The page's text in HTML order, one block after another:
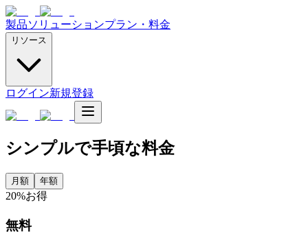
製品ソリューションプラン・料金
リソース
ログイン新規登録
シンプルで手頃な料金
月額 年額
20%お得
無料